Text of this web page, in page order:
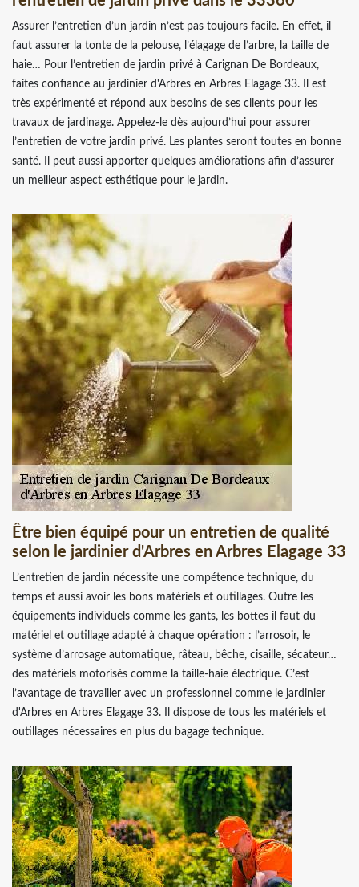
Assurer l’entretien d’un jardin n’est pas toujours facile. En effet, il
faut assurer la tonte de la pelouse, l’élagage de l’arbre, la taille de
haie… Pour l’entretien de jardin privé à Carignan De Bordeaux,
faites confiance au jardinier d'Arbres en Arbres Elagage 33. Il est
très expérimenté et répond aux besoins de ses clients pour les
travaux de jardinage. Appelez-le dès aujourd’hui pour assurer
l’entretien de votre jardin privé. Les plantes seront toutes en bonne
santé. Il peut aussi apporter quelques améliorations afin d’assurer
un meilleur aspect esthétique pour le jardin.
Être bien équipé pour un entretien de qualité
selon le jardinier d'Arbres en Arbres Elagage 33
L’entretien de jardin nécessite une compétence technique, du
temps et aussi avoir les bons matériels et outillages. Outre les
équipements individuels comme les gants, les bottes il faut du
matériel et outillage adapté à chaque opération : l’arrosoir, le
système d’arrosage automatique, râteau, bêche, cisaille, sécateur…
des matériels motorisés comme la taille-haie électrique. C’est
l’avantage de travailler avec un professionnel comme le jardinier
d'Arbres en Arbres Elagage 33. Il dispose de tous les matériels et
outillages nécessaires en plus du bagage technique.